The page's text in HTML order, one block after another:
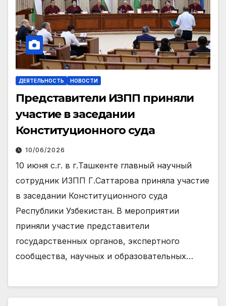
ДЕЯТЕЛЬНОСТЬ НОВОСТИ
Представители ИЗПП приняли
участие в заседании
Конституционного суда
10/06/2026
10 июня с.г. в г.Ташкенте главный научный
сотрудник ИЗПП Г.Саттарова приняла участие
в заседании Конституционного суда
Республики Узбекистан. В мероприятии
приняли участие представители
государственных органов, экспертного
сообщества, научных и образовательных…